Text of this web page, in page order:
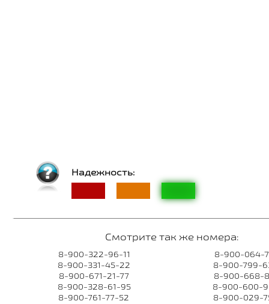
Надежность:
Смотрите так же номера:
8-900-322-96-11
8-900-331-45-22
8-900-671-21-77
8-900-328-61-95
8-900-761-77-52
8-900-064-
8-900-799-
8-900-668-
8-900-600-
8-900-029-